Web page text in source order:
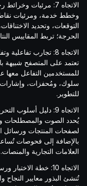
الاتجاه 7: مرئيات
وخطط خدمة، ومرئيات
التوقعات، وتحديد
الحرجة؛ تربط المقاييس
الاتجاه 8: تجارب
تعتمد على المتصفح شبيهة
للمستخدمين التفاعل
سلوك، ومُحفزات، وإشارات
للتطوير.
الاتجاه 9: دليل أسلوب
يُحدد الصوت والمصطلحات
لصفحات المنتجات ورسائل
بالإضافة إلى فحوصات
العلامات التجارية والمنصات.
الاتجاه 10: خطة
تُنشئ البذور معايير النجاح